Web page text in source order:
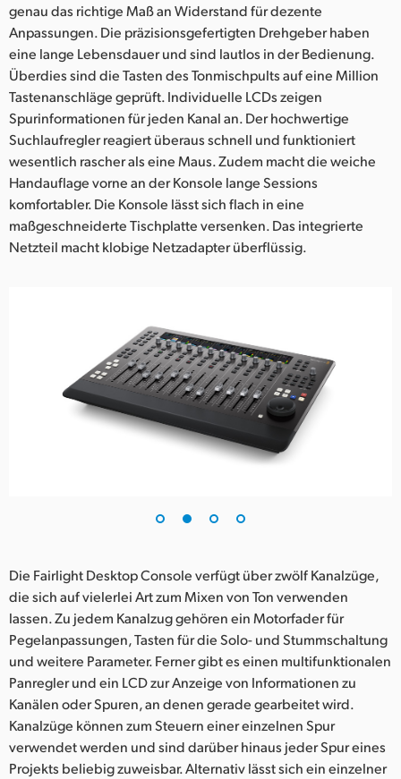
United Kingdom
United States
genau das richtige Maß an Widerstand für dezente
Anpassungen. Die präzisionsgefertigten Drehgeber haben
eine lange Lebensdauer und sind lautlos in der Bedienung.
Überdies sind die Tasten des Tonmischpults auf eine Million
Tastenanschläge geprüft. Individuelle LCDs zeigen
Spurinformationen für jeden Kanal an. Der hochwertige
Suchlaufregler reagiert überaus schnell und funktioniert
wesentlich rascher als eine Maus. Zudem macht die weiche
Handauflage vorne an der Konsole lange Sessions
komfortabler. Die Konsole lässt sich flach in eine
maßgeschneiderte Tischplatte versenken. Das integrierte
Netzteil macht klobige Netzadapter überflüssig.
Die Fairlight Desktop Console verfügt über zwölf Kanalzüge,
die sich auf vielerlei Art zum Mixen von Ton verwenden
lassen. Zu jedem Kanalzug gehören ein Motorfader für
Pegelanpassungen, Tasten für die Solo- und Stummschaltung
und weitere Parameter. Ferner gibt es einen multifunktionalen
Panregler und ein LCD zur Anzeige von Informationen zu
Kanälen oder Spuren, an denen gerade gearbeitet wird.
Kanalzüge können zum Steuern einer einzelnen Spur
verwendet werden und sind darüber hinaus jeder Spur eines
Projekts beliebig zuweisbar. Alternativ lässt sich ein einzelner